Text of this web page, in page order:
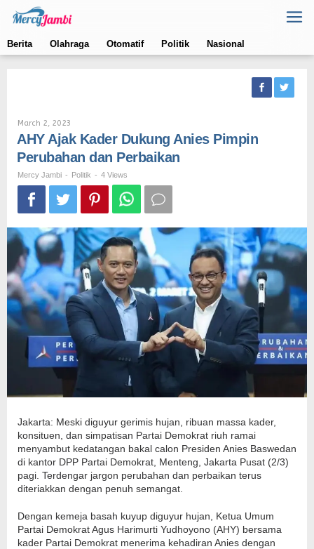
content
Berita
Olahraga Otomatif Politik Nasional
March 2, 2023
Mercy
Jambi
AHY Ajak Kader Dukung Anies Pimpin
Perubahan dan Perbaikan
Mercy Jambi - Politik - 4 Views
Jakarta: Meski diguyur gerimis hujan, ribuan massa kader,
konsituen, dan simpatisan Partai Demokrat riuh ramai
menyambut kedatangan bakal calon Presiden Anies Baswedan
di kantor DPP Partai Demokrat, Menteng, Jakarta Pusat (2/3)
pagi. Terdengar jargon perubahan dan perbaikan terus
diteriakkan dengan penuh semangat.
Dengan kemeja basah kuyup diguyur hujan, Ketua Umum
Partai Demokrat Agus Harimurti Yudhoyono (AHY) bersama
kader Partai Demokrat menerima kehadiran Anies dengan